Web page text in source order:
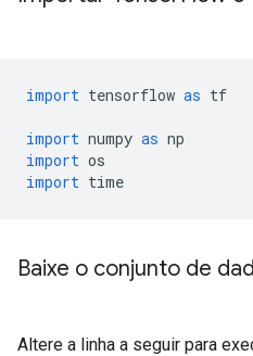
import tensorflow as tf
import numpy as np
import os
import time
Baixe o conjunto de
Altere a linha a seguir para